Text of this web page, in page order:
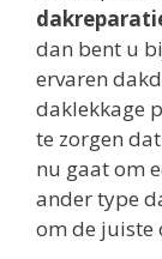
dan bent u
ervaren
daklekkage
te zorgen
nu gaat om
ander type
om de juiste